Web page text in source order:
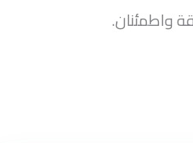
واطمئنان.